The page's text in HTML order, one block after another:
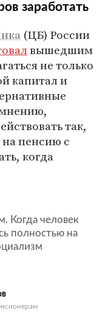
заработать
(ЦБ) России
вышедшим
не только
капитал и
так,
пенсию с
когда
Когда человек
полностью на